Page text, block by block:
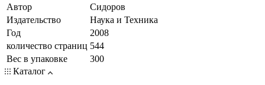
Автор
Сидоров
Издательство
Наука и Техника
Год
2008
количество страниц 544
Вес в упаковке
300
Каталог